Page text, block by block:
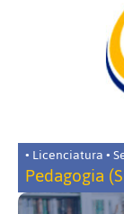
• Licenciatura •
Pedagogia